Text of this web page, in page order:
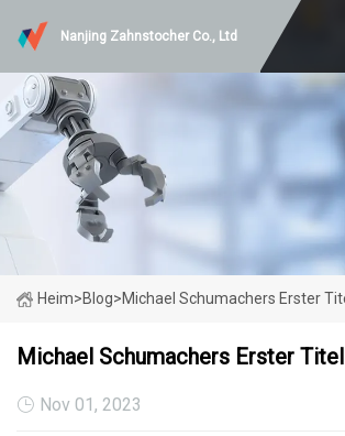
Nanjing Zahnstocher Co., Ltd
Heim>Blog>Michael Schumachers Erster
Michael Schumachers Erster Titel
Nov 01, 2023